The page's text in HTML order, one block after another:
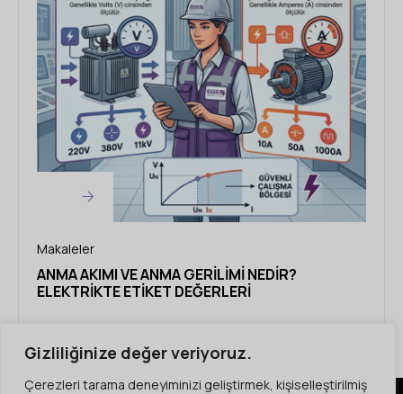
Gizliliğinize değer veriyoruz.
Çerezleri tarama deneyiminizi geliştirmek, kişiselleştirilmiş
Makaleler
ANMA AKIMI VE ANMA GERILIMI NEDIR?
ELEKTRIKTE ETIKET DEĞERLERI